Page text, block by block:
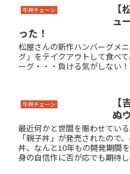
牛丼チェーン
ュ
った！
松屋さんの新作ハンバーグメ
グ」をテイクアウトして食べ
ーグ・・・負ける気がしない！
牛丼チェーン
ぬ
最近何かと世間を賑わせてい
「親子丼」が発売されたので
丼、なんと10年もの開発期間
身の自信作に否が応でも期待し